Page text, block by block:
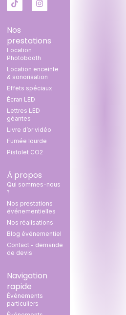
Nos
prestations
Location
Photobooth
Location enceinte
& sonorisation
Effets spéciaux
Écran LED
Lettres LED
géantes
Livre d’or vidéo
Fumée lourde
Pistolet CO2
À propos
Qui sommes-nous
?
Nos prestations
événementielles
Nos réalisations
Blog événementiel
Contact - demande
de devis
Navigation
rapide
Événements
particuliers